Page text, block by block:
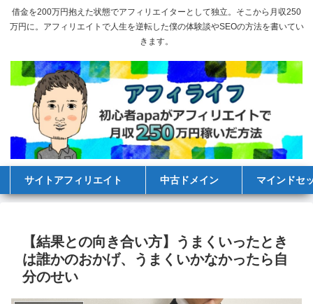
借金を200万円抱えた状態でアフィリエイターとして独立。そこから月収250
万円に。アフィリエイトで人生を逆転した僕の体験談やSEOの方法を書いてい
きます。
サイトアフィリエイト 中古ドメイン マインドセ
【結果との向き合い方】うまくいったとき
は誰かのおかげ、うまくいかなかったら自
分のせい